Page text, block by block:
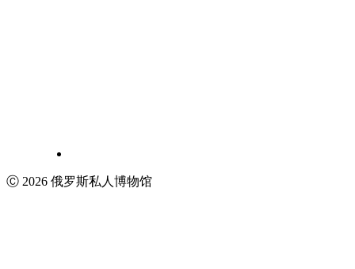
Ⓒ 2026 俄罗斯私人博物馆